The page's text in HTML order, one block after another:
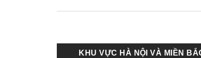
KHU VỰC HÀ NỘI VÀ MIỀN